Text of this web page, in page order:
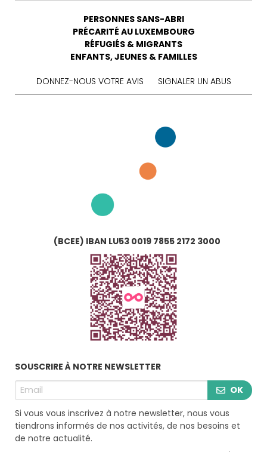
PERSONNES SANS-ABRI
PRÉCARITÉ AU LUXEMBOURG
RÉFUGIÉS & MIGRANTS
ENFANTS, JEUNES & FAMILLES
DONNEZ-NOUS VOTRE AVIS SIGNALER UN ABUS
(BCEE) IBAN LU53 0019 7855 2172 3000
SOUSCRIRE À NOTRE NEWSLETTER
OK
Si vous vous inscrivez à notre newsletter, nous vous
tiendrons informés de nos activités, de nos besoins et
de notre actualité.